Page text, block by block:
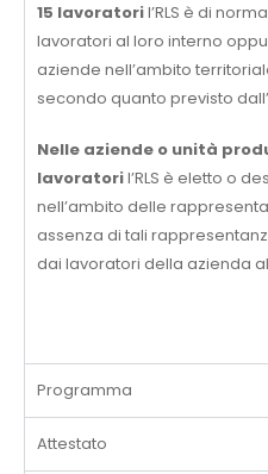
15 lavoratoril’RLS è di
lavoratori al loro interno
aziende nell’ambito
secondo quanto previsto
Nelle aziende o unità
lavoratoril’RLS è eletto o
nell’ambito delle
assenza di tali
dai lavoratori della azienda
Programma
Attestato